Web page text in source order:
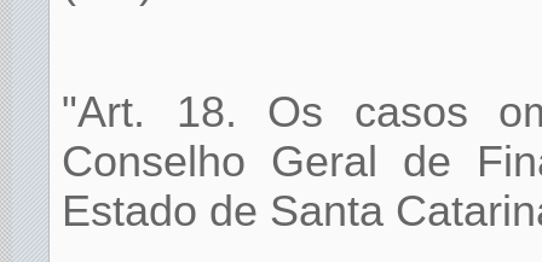
"Art. 18. Os casos
Conselho Geral de
Estado de Santa